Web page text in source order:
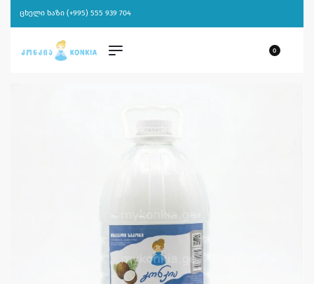
ცხელი ხაზი (+995) 555 939 704
0